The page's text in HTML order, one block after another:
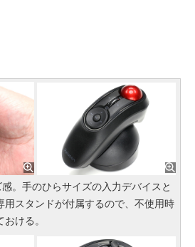
。手のひらサイズの入力デバイスと
用スタンドが付属するので、不使用時
ける。